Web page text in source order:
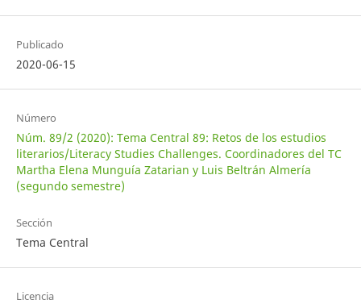
Publicado
2020-06-15
Número
Núm. 89/2 (2020): Tema Central 89: Retos de los estudios
literarios/Literacy Studies Challenges. Coordinadores del TC
Martha Elena Munguía Zatarian y Luis Beltrán Almería
(segundo semestre)
Sección
Tema Central
Licencia